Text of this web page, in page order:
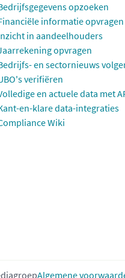
opzoeken
informatie opvragen
in aandeelhouders
opvragen
en sectornieuws
verifiëren
en actuele data met
en-klare data-integraties
Wiki
Algemene